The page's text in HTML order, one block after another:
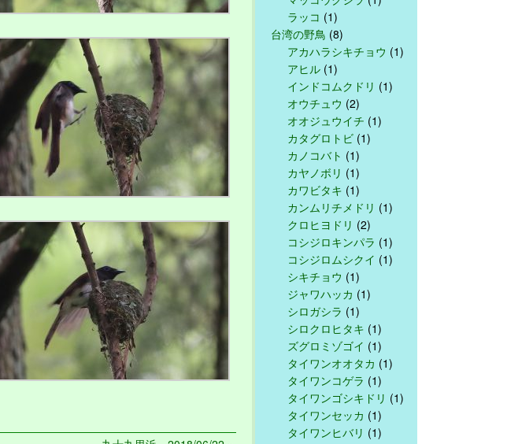
ラッコ (1)
台湾の野鳥 (8)
アカハラシキチョウ (1)
アヒル (1)
インドコムクドリ (1)
オウチュウ (2)
オオジュウイチ (1)
カタグロトビ (1)
カノコバト (1)
カヤノボリ (1)
カワビタキ (1)
カンムリチメドリ (1)
クロヒヨドリ (2)
コシジロキンパラ (1)
コシジロムシクイ (1)
シキチョウ (1)
ジャワハッカ (1)
シロガシラ (1)
シロクロヒタキ (1)
ズグロミゾゴイ (1)
タイワンオオタカ (1)
タイワンコゲラ (1)
タイワンゴシキドリ (1)
タイワンセッカ (1)
タイワンヒバリ (1)